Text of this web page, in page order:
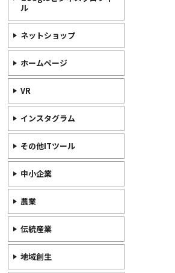
ル
ネットショップ
ホームページ
VR
インスタグラム
その他ITツール
中小企業
農業
伝統産業
地域創生